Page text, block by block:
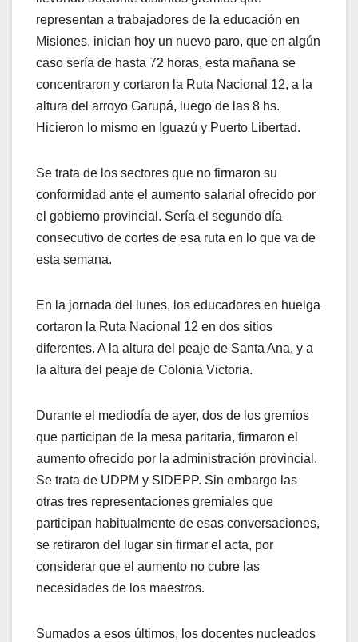
representan a trabajadores de la educación en
Misiones, inician hoy un nuevo paro, que en algún
caso sería de hasta 72 horas, esta mañana se
concentraron y cortaron la Ruta Nacional 12, a la
altura del arroyo Garupá, luego de las 8 hs.
Hicieron lo mismo en Iguazú y Puerto Libertad.
Se trata de los sectores que no firmaron su
conformidad ante el aumento salarial ofrecido por
el gobierno provincial. Sería el segundo día
consecutivo de cortes de esa ruta en lo que va de
esta semana.
En la jornada del lunes, los educadores en huelga
cortaron la Ruta Nacional 12 en dos sitios
diferentes. A la altura del peaje de Santa Ana, y a
la altura del peaje de Colonia Victoria.
Durante el mediodía de ayer, dos de los gremios
que participan de la mesa paritaria, firmaron el
aumento ofrecido por la administración provincial.
Se trata de UDPM y SIDEPP. Sin embargo las
otras tres representaciones gremiales que
participan habitualmente de esas conversaciones,
se retiraron del lugar sin firmar el acta, por
considerar que el aumento no cubre las
necesidades de los maestros.
Sumados a esos últimos, los docentes nucleados